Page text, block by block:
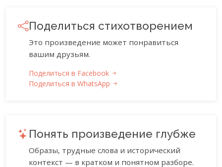
Поделиться стихотворением
Это произведение может понравиться
вашим друзьям.
Поделиться в Facebook
Поделиться в WhatsApp
Понять произведение глубже
Образы, трудные слова и исторический
контекст — в кратком и понятном разборе.